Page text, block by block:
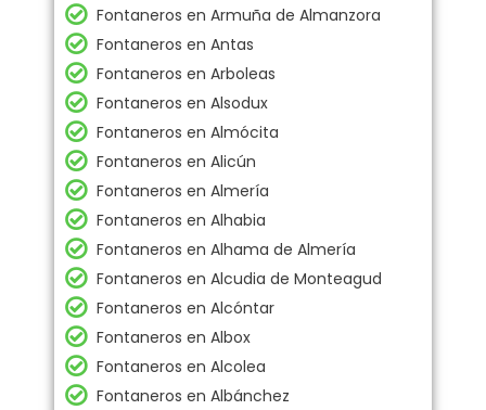
Fontaneros en Armuña de Almanzora
Fontaneros en Antas
Fontaneros en Arboleas
Fontaneros en Alsodux
Fontaneros en Almócita
Fontaneros en Alicún
Fontaneros en Almería
Fontaneros en Alhabia
Fontaneros en Alhama de Almería
Fontaneros en Alcudia de Monteagud
Fontaneros en Alcóntar
Fontaneros en Albox
Fontaneros en Alcolea
Fontaneros en Albánchez